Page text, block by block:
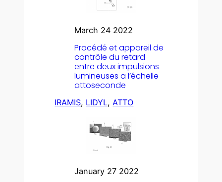
March 24 2022
Procédé et appareil de
contrôle du retard
entre deux impulsions
lumineuses a l’échelle
attoseconde
IRAMIS, LIDYL, ATTO
January 27 2022